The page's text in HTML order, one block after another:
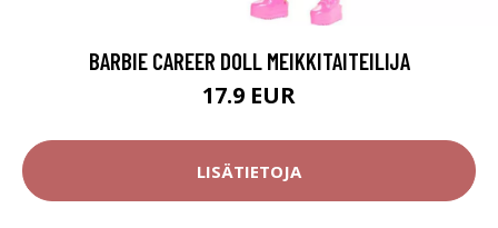
BARBIE CAREER DOLL MEIKKITAITEILIJA
17.9 EUR
LISÄTIETOJA